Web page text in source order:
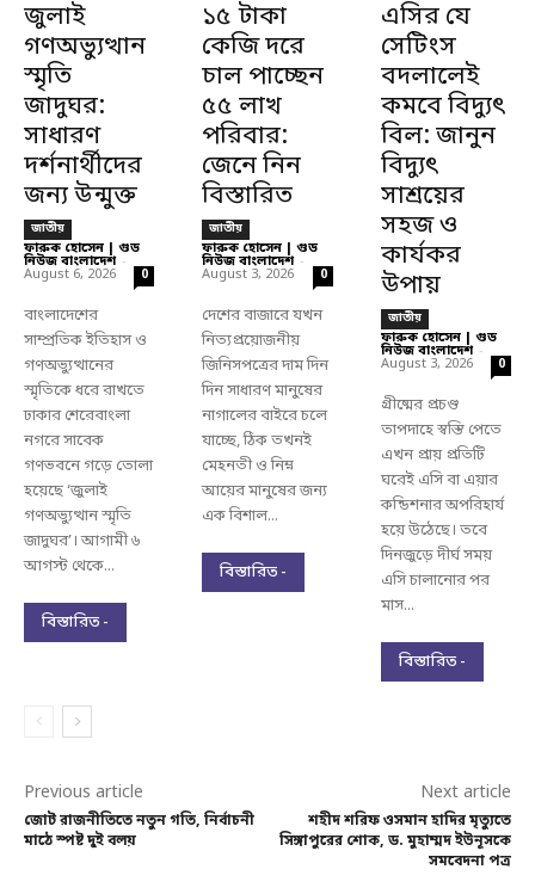
জুলাই
গণঅভ্যুত্থান
স্মৃতি
জাদুঘর:
সাধারণ
দর্শনার্থীদের
জন্য উন্মুক্ত
জাতীয়
ফারুক হোসেন | গুড
নিউজ বাংলাদেশ -
August 6, 2026 0
বাংলাদেশের
সাম্প্রতিক ইতিহাস ও
গণঅভ্যুত্থানের
স্মৃতিকে ধরে রাখতে
ঢাকার শেরেবাংলা
নগরে সাবেক
গণভবনে গড়ে তোলা
হয়েছে ‘জুলাই
গণঅভ্যুত্থান স্মৃতি
জাদুঘর’। আগামী ৬
আগস্ট থেকে...
বিস্তারিত -
১৫ টাকা
কেজি দরে
চাল পাচ্ছেন
৫৫ লাখ
পরিবার:
জেনে নিন
বিস্তারিত
জাতীয়
ফারুক হোসেন | গুড
নিউজ বাংলাদেশ -
August 3, 2026 0
দেশের বাজারে যখন
নিত্যপ্রয়োজনীয়
জিনিসপত্রের দাম দিন
দিন সাধারণ মানুষের
নাগালের বাইরে চলে
যাচ্ছে, ঠিক তখনই
মেহনতী ও নিম্ন
আয়ের মানুষের জন্য
এক বিশাল...
বিস্তারিত -
এসির যে
সেটিংস
বদলালেই
কমবে বিদ্যুৎ
বিল: জানুন
বিদ্যুৎ
সাশ্রয়ের
সহজ ও
কার্যকর
উপায়
জাতীয়
ফারুক হোসেন | গুড
নিউজ বাংলাদেশ -
August 3, 2026 0
গ্রীষ্মের প্রচণ্ড
তাপদাহে স্বস্তি পেতে
এখন প্রায় প্রতিটি
ঘরেই এসি বা এয়ার
কন্ডিশনার অপরিহার্য
হয়ে উঠেছে। তবে
দিনজুড়ে দীর্ঘ সময়
এসি চালানোর পর
মাস...
বিস্তারিত -
Previous article
জোট রাজনীতিতে নতুন গতি, নির্বাচনী
মাঠে স্পষ্ট দুই বলয়
Next article
শহীদ শরিফ ওসমান হাদির মৃত্যুতে
সিঙ্গাপুরের শোক, ড. মুহাম্মদ ইউনূসকে
সমবেদনা পত্র